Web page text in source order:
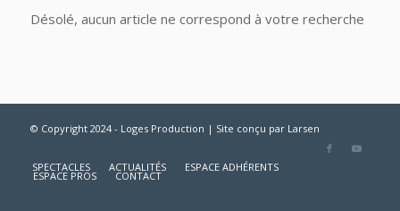
Désolé, aucun article ne correspond à votre recherche
© Copyright 2024 - Loges Production | Site conçu par Larsen
SPECTACLES ACTUALITÉS ESPACE ADHÉRENTS
ESPACE PROS CONTACT